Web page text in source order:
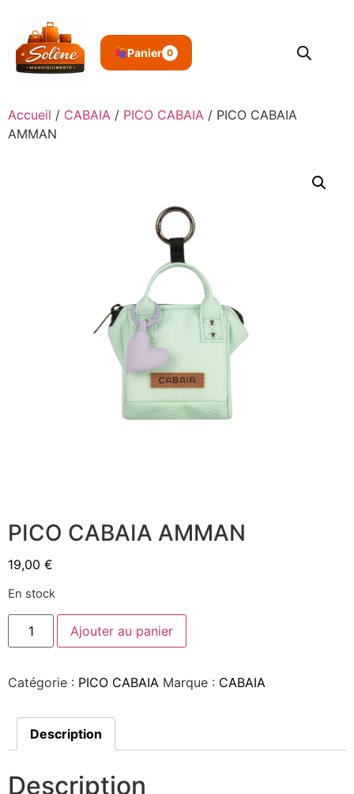
Panier 0
Accueil / CABAIA / PICO CABAIA / PICO CABAIA
AMMAN
PICO CABAIA AMMAN
19,00 €
En stock
Ajouter au panier
Catégorie : PICO CABAIA Marque : CABAIA
Description
Description